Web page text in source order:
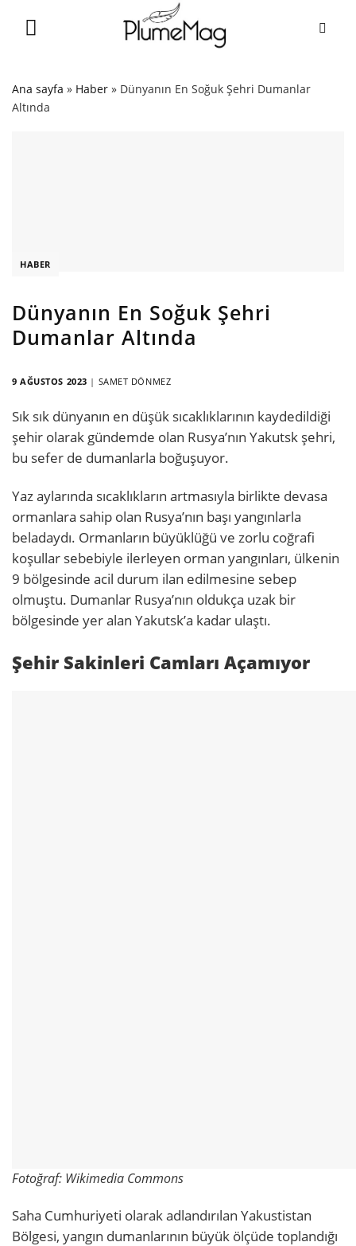
Ana sayfa » Haber » Dünyanın En Soğuk Şehri Dumanlar
Altında
HABER
Dünyanın En Soğuk Şehri
Dumanlar Altında
9 AĞUSTOS 2023 | SAMET DÖNMEZ
Sık sık dünyanın en düşük sıcaklıklarının kaydedildiği
şehir olarak gündemde olan Rusya’nın Yakutsk şehri,
bu sefer de dumanlarla boğuşuyor.
Yaz aylarında sıcaklıkların artmasıyla birlikte devasa
ormanlara sahip olan Rusya’nın başı yangınlarla
beladaydı. Ormanların büyüklüğü ve zorlu coğrafi
koşullar sebebiyle ilerleyen orman yangınları, ülkenin
9 bölgesinde acil durum ilan edilmesine sebep
olmuştu. Dumanlar Rusya’nın oldukça uzak bir
bölgesinde yer alan Yakutsk’a kadar ulaştı.
Şehir Sakinleri Camları Açamıyor
Fotoğraf: Wikimedia Commons
Saha Cumhuriyeti olarak adlandırılan Yakustistan
Bölgesi, yangın dumanlarının büyük ölçüde toplandığı